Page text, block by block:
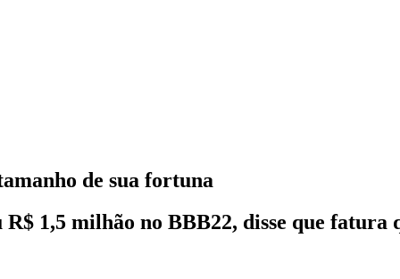
de sua fortuna
1,5 milhão no BBB22, disse que fatura